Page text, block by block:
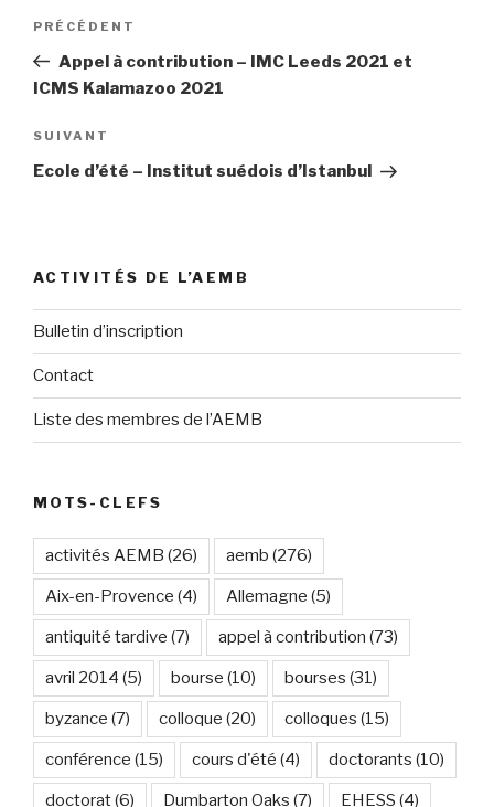
Navigation
l’article
Article
précédent
PRÉCÉDENT
Appel à contribution – IMC Leeds 2021 et
ICMS Kalamazoo 2021
Article
suivant
SUIVANT
Ecole d’été – Institut suédois d’Istanbul
ACTIVITÉS DE L’AEMB
Bulletin d’inscription
Contact
Liste des membres de l’AEMB
MOTS-CLEFS
activités AEMB (26) aemb (276)
Aix-en-Provence (4) Allemagne (5)
antiquité tardive (7) appel à contribution (73)
avril 2014 (5) bourse (10) bourses (31)
byzance (7) colloque (20) colloques (15)
conférence (15) cours d'été (4) doctorants (10)
doctorat(6) Dumbarton Oaks (7) EHESS (4)